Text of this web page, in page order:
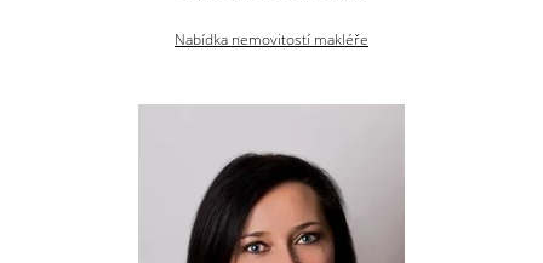
Nabídka nemovitostí makléře